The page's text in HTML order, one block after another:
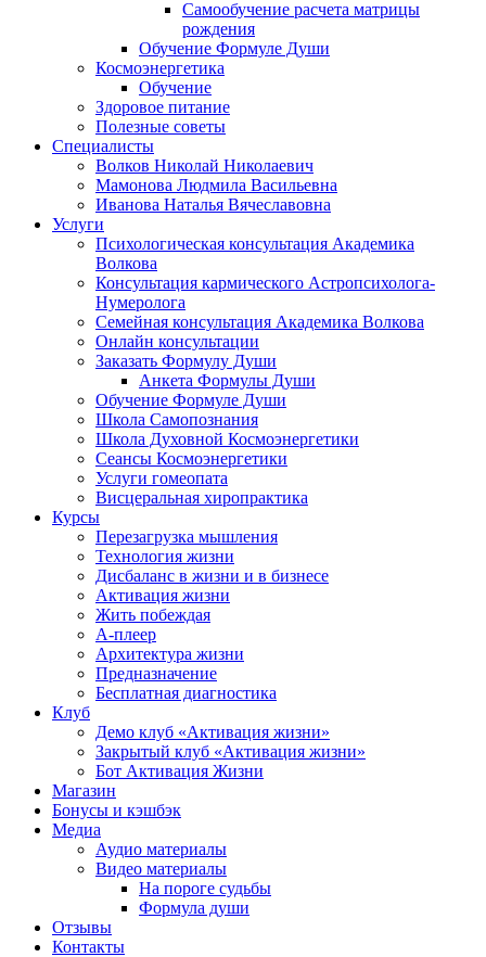
Самообучение расчета матрицы
рождения
Обучение Формуле Души
Космоэнергетика
Обучение
Здоровое питание
Полезные советы
Специалисты
Волков Николай Николаевич
Мамонова Людмила Васильевна
Иванова Наталья Вячеславовна
Услуги
Психологическая консультация Академика
Волкова
Консультация кармического Астропсихолога-
Нумеролога
Семейная консультация Академика Волкова
Онлайн консультации
Заказать Формулу Души
Анкета Формулы Души
Обучение Формуле Души
Школа Самопознания
Школа Духовной Космоэнергетики
Сеансы Космоэнергетики
Услуги гомеопата
Висцеральная хиропрактика
Курсы
Перезагрузка мышления
Технология жизни
Дисбаланс в жизни и в бизнесе
Активация жизни
Жить побеждая
А-плеер
Архитектура жизни
Предназначение
Бесплатная диагностика
Клуб
Демо клуб «Активация жизни»
Закрытый клуб «Активация жизни»
Бот Активация Жизни
Магазин
Бонусы и кэшбэк
Медиа
Аудио материалы
Видео материалы
На пороге судьбы
Формула души
Отзывы
Контакты